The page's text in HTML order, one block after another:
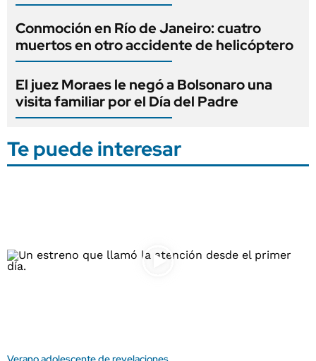
Conmoción en Río de Janeiro: cuatro
muertos en otro accidente de helicóptero
El juez Moraes le negó a Bolsonaro una
visita familiar por el Día del Padre
Te puede interesar